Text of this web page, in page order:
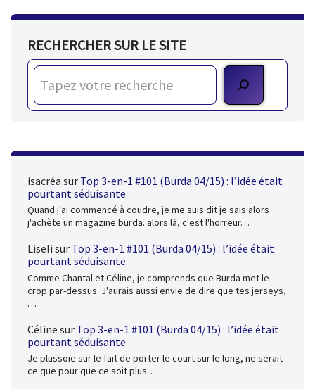
RECHERCHER SUR LE SITE
isacréa sur Top 3-en-1 #101 (Burda 04/15) : l’idée était
pourtant séduisante
Quand j'ai commencé à coudre, je me suis dit je sais alors
j'achète un magazine burda. alors là, c'est l'horreur…
Liseli sur Top 3-en-1 #101 (Burda 04/15) : l’idée était
pourtant séduisante
Comme Chantal et Céline, je comprends que Burda met le
crop par-dessus. J'aurais aussi envie de dire que tes jerseys,
…
Céline sur Top 3-en-1 #101 (Burda 04/15) : l’idée était
pourtant séduisante
Je plussoie sur le fait de porter le court sur le long, ne serait-
ce que pour que ce soit plus…